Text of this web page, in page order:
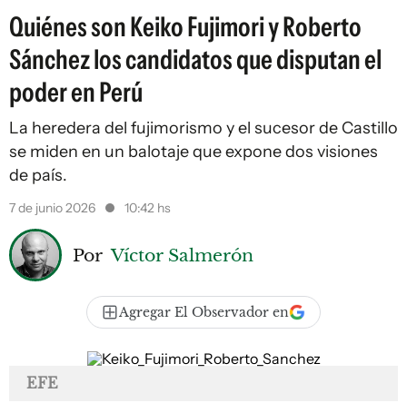
Quiénes son Keiko Fujimori y Roberto
Sánchez los candidatos que disputan el
poder en Perú
La heredera del fujimorismo y el sucesor de Castillo
se miden en un balotaje que expone dos visiones
de país.
7 de junio 2026 10:42 hs
Por Víctor Salmerón
Agregar El Observador en
EFE